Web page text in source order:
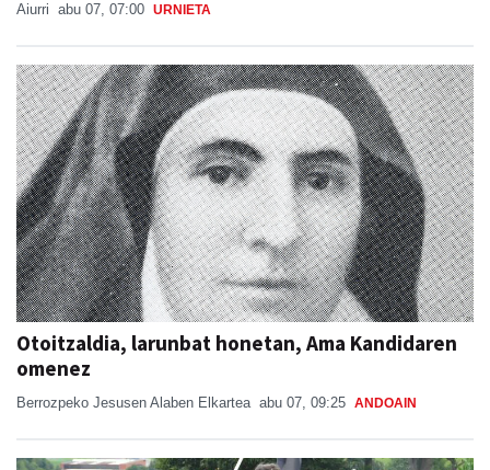
Aiurri abu 07, 07:00 URNIETA
Otoitzaldia, larunbat honetan, Ama Kandidaren
omenez
Berrozpeko Jesusen Alaben Elkartea abu 07, 09:25 ANDOAIN